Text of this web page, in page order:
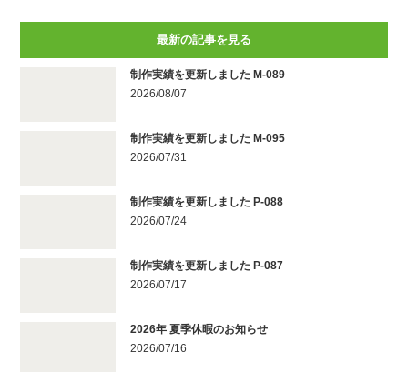
最新の記事を見る
制作実績を更新しました M-089
2026/08/07
制作実績を更新しました M-095
2026/07/31
制作実績を更新しました P-088
2026/07/24
制作実績を更新しました P-087
2026/07/17
2026年 夏季休暇のお知らせ
2026/07/16